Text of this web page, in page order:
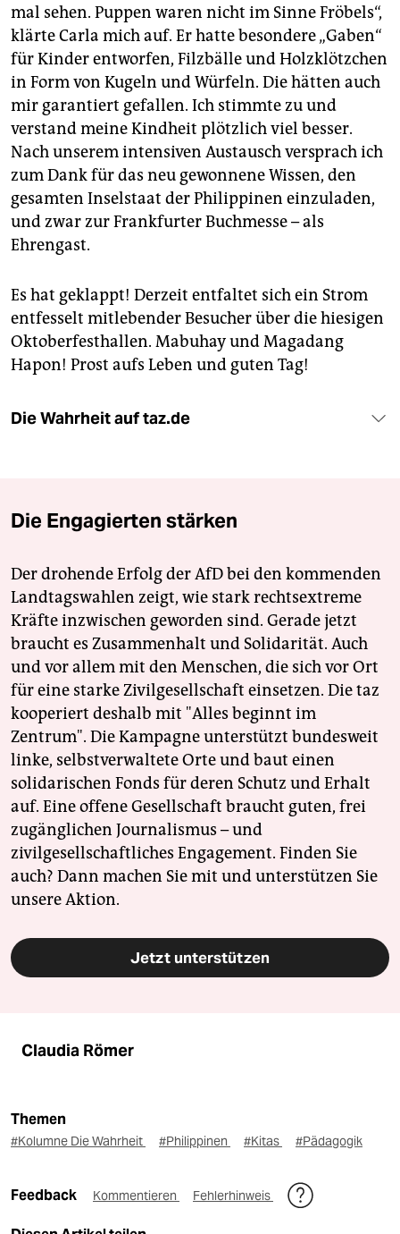
mal sehen. Puppen waren nicht im Sinne Fröbels“,
klärte Carla mich auf. Er hatte besondere „Gaben“
für Kinder entworfen, Filzbälle und Holzklötzchen
in Form von Kugeln und Würfeln. Die hätten auch
mir garantiert gefallen. Ich stimmte zu und
verstand meine Kindheit plötzlich viel besser.
Nach unserem intensiven Austausch versprach ich
zum Dank für das neu gewonnene Wissen, den
gesamten Inselstaat der Philippinen einzuladen,
und zwar zur Frankfurter Buchmesse – als
Ehrengast.
Es hat geklappt! Derzeit entfaltet sich ein Strom
entfesselt mitlebender Besucher über die hiesigen
Oktoberfesthallen. Mabuhay und Magadang
Hapon! Prost aufs Leben und guten Tag!
Die Wahrheit auf taz.de
Die Engagierten stärken
Der drohende Erfolg der AfD bei den kommenden
Landtagswahlen zeigt, wie stark rechtsextreme
Kräfte inzwischen geworden sind. Gerade jetzt
braucht es Zusammenhalt und Solidarität. Auch
und vor allem mit den Menschen, die sich vor Ort
für eine starke Zivilgesellschaft einsetzen. Die taz
kooperiert deshalb mit "Alles beginnt im
Zentrum". Die Kampagne unterstützt bundesweit
linke, selbstverwaltete Orte und baut einen
solidarischen Fonds für deren Schutz und Erhalt
auf. Eine offene Gesellschaft braucht guten, frei
zugänglichen Journalismus – und
zivilgesellschaftliches Engagement. Finden Sie
auch? Dann machen Sie mit und unterstützen Sie
unsere Aktion.
Jetzt unterstützen
Claudia Römer
Themen
#Kolumne Die Wahrheit #Philippinen #Kitas #Pädagogik
Feedback Kommentieren Fehlerhinweis